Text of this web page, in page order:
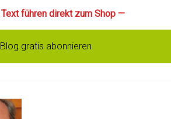
führen direkt zum Shop —
Blog gratis abonnieren